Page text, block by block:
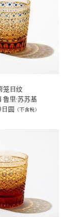
笼目纹
鲁里·苏苏基
圆 （不含税）